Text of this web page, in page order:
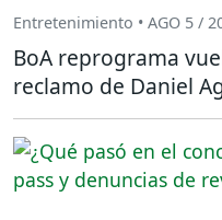
Entretenimiento • AGO 5 /
BoA reprograma
reclamo de Daniel